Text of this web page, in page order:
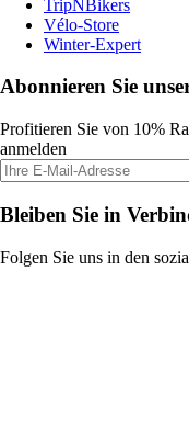
TripNBikers
Vélo-Store
Winter-Expert
Abonnieren Sie
Profitieren Sie von 10%
anmelden
Bleiben Sie in
Folgen Sie uns in den